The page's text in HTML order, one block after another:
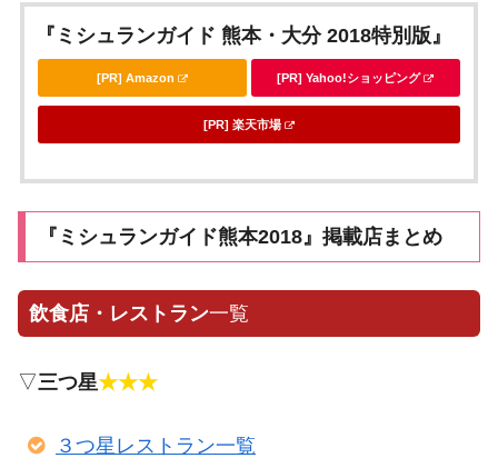
『ミシュランガイド 熊本・大分 2018特別版』
[PR] Amazon [PR] Yahoo!ショッピング
[PR] 楽天市場
『ミシュランガイド熊本2018』掲載店まとめ
飲食店・レストラン一覧
▽三つ星★★★
３つ星レストラン一覧